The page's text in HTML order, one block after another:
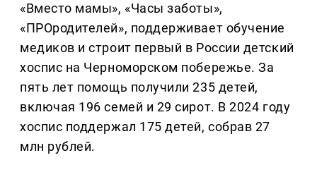
«Вместо мамы», «Часы заботы»,
«ПРОродителей», поддерживает обучение
медиков и строит первый в России детский
хоспис на Черноморском побережье. За
пять лет помощь получили 235 детей,
включая 196 семей и 29 сирот. В 2024 году
хоспис поддержал 175 детей, собрав 27
млн рублей.